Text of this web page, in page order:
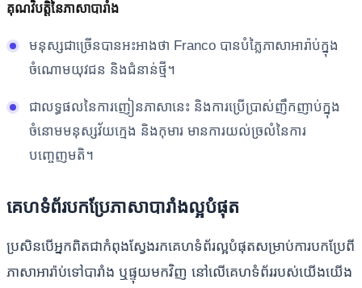
គុណវិបត្តិនៃភាសាបារាំង
មនុស្ស​ជា​ច្រើន​បាន​អះអាង​ថា Franco បាន​បំភ្លៃ​ភាសា​អារ៉ាប់​ក្នុង​
ចំណោម​យុវជន និង​ជំនាន់​ថ្មី។
ជាលទ្ធផលនៃការញៀនភាសានេះ និងការប្រើប្រាស់ញឹកញាប់ក្នុង
ចំនោមមនុស្សវ័យក្មេង និងកុមារ មានការយល់ច្រលំនៃការ
បញ្ចេញមតិ។
គេហទំព័របកប្រែភាសាបារាំងល្អបំផុត
ប្រសិនបើអ្នកពិតជាកំពុងស្វែងរកគេហទំព័រល្អបំផុតសម្រាប់ការបកប្រែពី
ភាសាអារ៉ាប់ទៅបារាំង ឬផ្ទុយមកវិញ នៅលើគេហទំព័ររបស់យើងយើង